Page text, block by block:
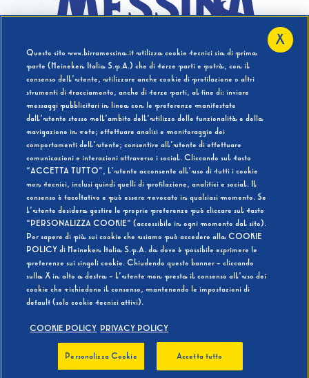
Hai compiuto 18 Anni?
SI NO
BEVI RESPONSABILMENTE
Questo sito www.birramessina.it utilizza cookie tecnici sia di prima
parte (Heineken Italia S.p.A.) che di terze parti e potrà, con il
consenso dell’utente, utilizzare anche cookie di profilazione o altri
strumenti di tracciamento, anche di terze parti, al fine di: inviare
messaggi pubblicitari in linea con le preferenze manifestate
dall’utente stesso nell’ambito dell’utilizzo delle funzionalità e della
navigazione in rete; effettuare analisi e monitoraggio dei
comportamenti dell’utente; consentire all’utente di effettuare
comunicazioni e interazioni attraverso i social. Cliccando sul tasto
“ACCETTA TUTTO”, l’utente acconsente all’uso di tutti i cookie
non tecnici, inclusi quindi quelli di profilazione, analitici e social. Il
consenso è facoltativo e può essere revocato in qualsiasi momento. Se
l’utente desidera gestire le proprie preferenze può cliccare sul tasto
“PERSONALIZZA COOKIE” (accessibile in ogni momento dal sito).
Per sapere di più sui cookie che usiamo può accedere alla COOKIE
POLICY di Heineken Italia S.p.A. da dove è possibile esprimere le
preferenze sui singoli cookie. Chiudendo questo banner - cliccando
sulla X in alto a destra - l’utente non presta il consenso all’uso dei
cookie che richiedono il consenso, mantenendo le impostazioni di
default (solo cookie tecnici attivi).
COOKIE POLICY PRIVACY POLICY
Personalizza Cookie Accetta tutto
X